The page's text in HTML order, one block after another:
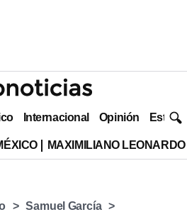
Internacional Opinión Estilo
MAXIMILIANO
Samuel García